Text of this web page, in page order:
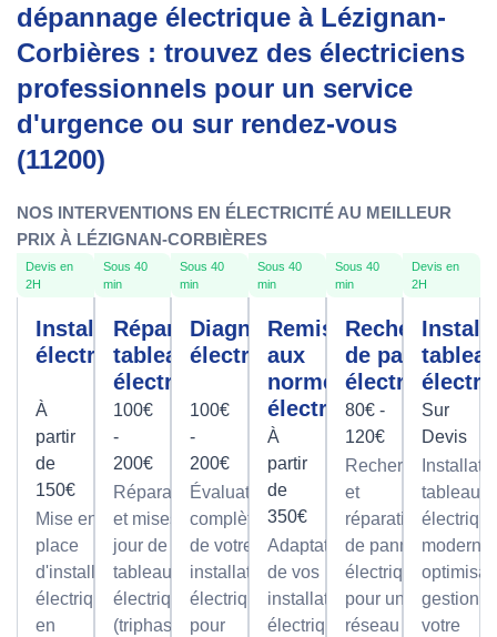
dépannage électrique à Lézignan-
Corbières : trouvez des électriciens
professionnels pour un service
d'urgence ou sur rendez-vous
(11200)
NOS INTERVENTIONS EN ÉLECTRICITÉ AU MEILLEUR
PRIX À LÉZIGNAN-CORBIÈRES
Devis en
2H
Installation
électrique
À
partir
de
150€
Mise en
place
d'installations
électriques
en
Sous 40
min
Réparation
tableau
électrique
100€
-
200€
Réparations
et mises à
jour de
tableaux
électriques
(triphasé ou
Sous 40
min
Diagnostic
électrique
100€
-
200€
Évaluation
complète
de votre
installation
électrique
pour
Sous 40
min
Remise
aux
normes
électrique
À
partir
de
350€
Adaptation
de vos
installations
électriques
Sous 40
min
Recherche
de panne
électrique
80€ -
120€
Recherche
et
réparation
de pannes
électriques
pour un
réseau
Devis en
2H
Sur
Devis
tableaux
gestion
votre